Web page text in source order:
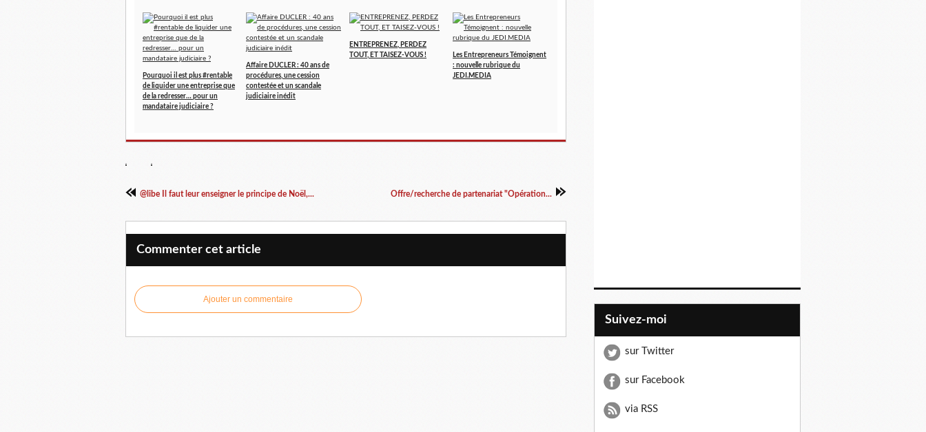
Pourquoi il est plus #rentable
de liquider une entreprise que
de la redresser… pour un
mandataire judiciaire ?
Affaire DUCLER : 40 ans de
procédures, une cession
contestée et un scandale
judiciaire inédit
ENTREPRENEZ, PERDEZ
TOUT, ET TAISEZ-VOUS !
Les Entrepreneurs Témoignent
: nouvelle rubrique du
JEDI.MEDIA
@libe Il faut leur enseigner le principe de Noël,... Offre/recherche de partenariat "Opération...
Commenter cet article
Ajouter un commentaire
Suivez-moi
sur Twitter
sur Facebook
via RSS